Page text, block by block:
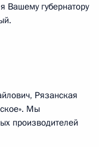
Вашему губернатору
Рязанская
Мы
производителей